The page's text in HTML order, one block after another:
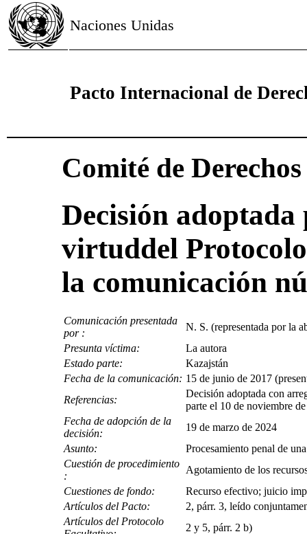
Naciones Unidas
Pacto Internacional de
Comité de
Decisión
virtuddel
la comunicación
Comunicación presentada
por :
N. S. (representada por la
Presunta víctima:
La autora
Estado parte:
Kazajstán
Fecha de la comunicación: 15 de junio de 2017
Referencias:
Decisión adoptada con
parte el 10 de noviembre
Fecha de adopción de la
decisión:
19 de marzo de 2024
Asunto:
Procesamiento penal de
Cuestión de procedimiento
:
Agotamiento de los
Cuestiones de fondo:
Recurso efectivo; juicio
Artículos del Pacto:
2, párr. 3, leído
Artículos del Protocolo
2 y 5, párr. 2 b)